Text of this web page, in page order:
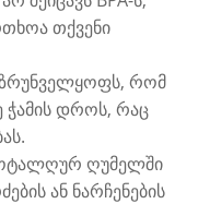
თქვენი
რომ
დროს, რაც
ღუმელში
ან ნარჩენების